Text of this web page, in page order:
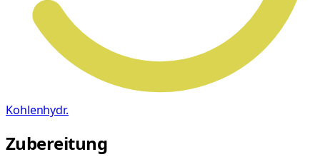
Kohlenhydr.
Zubereitung